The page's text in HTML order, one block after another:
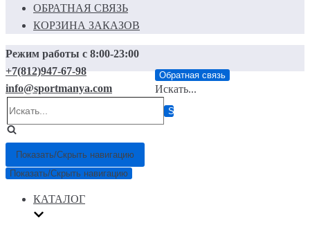
ОБРАТНАЯ СВЯЗЬ
КОРЗИНА ЗАКАЗОВ
Режим работы с 8:00-23:00
+7(812)947-67-98
info@sportmanya.com
Обратная связь
Искать...
Показать/Скрыть навигацию
Показать/Скрыть навигацию
КАТАЛОГ